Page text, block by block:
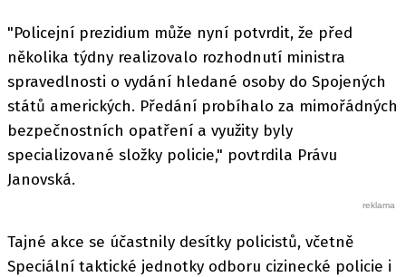
"Policejní prezidium může nyní potvrdit, že před
několika týdny realizovalo rozhodnutí ministra
spravedlnosti o vydání hledané osoby do Spojených
států amerických. Předání probíhalo za mimořádných
bezpečnostních opatření a využity byly
specializované složky policie," povtrdila Právu
Janovská.
Tajné akce se účastnily desítky policistů, včetně
Speciální taktické jednotky odboru cizinecké policie i